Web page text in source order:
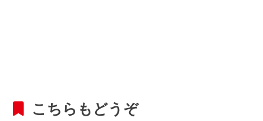
こちらもどうぞ